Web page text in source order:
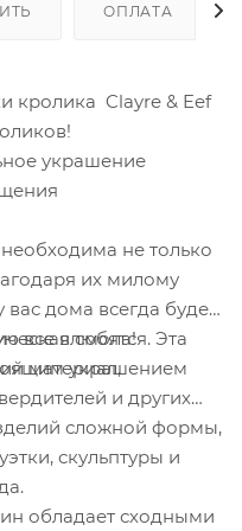
ОПЛАТА
кролика Clayre & Eef
украшение
не только
их милому
дома всегда будет
все влюбятся. Эта
украшением
смола!
материал,
и других
сложной формы,
скульптуры и
обладает сходными